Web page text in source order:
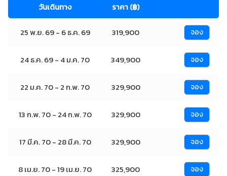
วันเดินทาง ราคา (฿)
25 พ.ย. 69 - 6 ธ.ค. 69 319,900 จอง
24 ธ.ค. 69 - 4 ม.ค. 70 349,900 จอง
22 ม.ค. 70 - 2 ก.พ. 70 329,900 จอง
13 ก.พ. 70 - 24 ก.พ. 70 329,900 จอง
17 มี.ค. 70 - 28 มี.ค. 70 329,900 จอง
8 เม.ย. 70 - 19 เม.ย. 70 325,900 จอง